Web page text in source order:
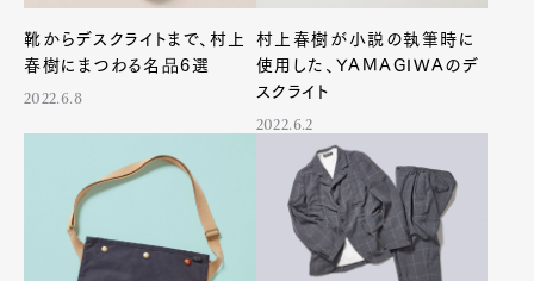
靴からデスクライトまで、村上
春樹にまつわる名品6選
2022.6.8
村上春樹が小説の執筆時に
使用した、YAMAGIWAのデ
スクライト
2022.6.2